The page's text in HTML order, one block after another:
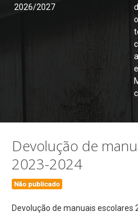
Revista Vernária
Matrículas
RGPD
Links Úteis
2026/2027
Devolução de
2023-2024
Não publicado
Devolução de manuais escolares